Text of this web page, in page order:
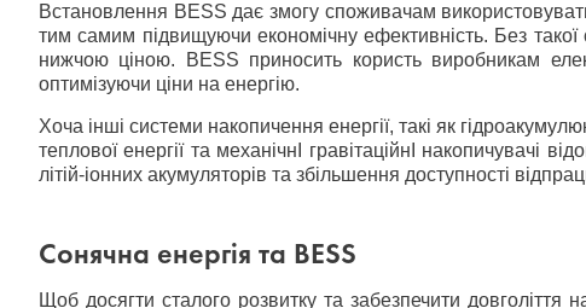
Встановлення BESS дає змогу споживачам
тим самим підвищуючи економічну ефективність. Без
нижчою ціною. BESS приносить користь виробникам
оптимізуючи ціни на енергію.
Хоча інші системи накопичення енергії, такі як
теплової енергії та механічнІ гравітаційнІ накопичувачі
літій-іонних акумуляторів та збільшення доступності
Сонячна енергія та BESS
Щоб досягти сталого розвитку та забезпечити